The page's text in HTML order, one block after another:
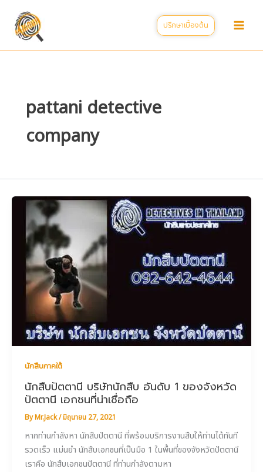
content
ปรึกษาเบื้องต้น
pattani detective
company
นักสืบภาคใต้
นักสืบปัตตานี บริษัทนักสืบ อันดับ 1 ของจังหวัด
ปัตตานี เอกชนที่น่าเชื่อถือ
ByMr.Jack/มิถุนายน 27, 2021
หากท่านกำลังหา นักสืบปัตตานี ที่พร้อมบริการงานสืบให้ท่านได้ทันที
รวดเร็ว แม่นยำ นักสืบเอกชนที่เป็นมือ 1 ในพื้นที่ของจังหวัดปัตตานี
เราคือ นักสืบเอกชนปัตตานี ที่ท่านกำลังตามหา